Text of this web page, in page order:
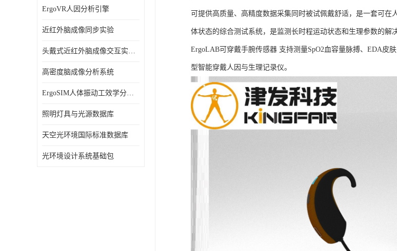
ErgoVR人因分析引擎
近红外脑成像同步实验
头戴式近红外脑成像交互实验室
高密度脑成像分析系统
ErgoSIM人体振动工效学分析系统
照明灯具与光源数据库
天空光环境国际标准数据库
光环境设计系统基础包
可提供高质量、高精度数据采集同时被试佩戴舒适，是一套可
体状态的综合测试系统，是监测长时程运动状态和生理参数的解
ErgoLAB可穿戴手腕传感器 支持测量SpO2血容量脉搏、EDA皮
型智能穿戴人因与生理记录仪。